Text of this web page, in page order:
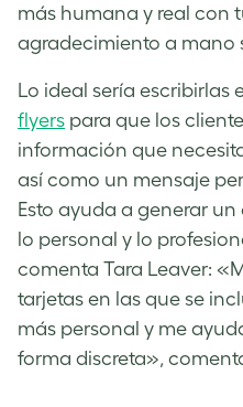
más humana y real con
agradecimiento a mano
Lo ideal sería escribirlas
flyers para que los
información que
así como un mensaje
Esto ayuda a generar
lo personal y lo
comenta Tara Leaver:
tarjetas en las que se
más personal y me
forma discreta»,